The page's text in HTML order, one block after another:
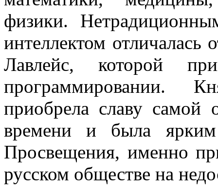
физики.
интеллектом отличалась
Лавлейс, которой
программировании.
приобрела славу самой
времени и была
Просвещения, именно
русском обществе на